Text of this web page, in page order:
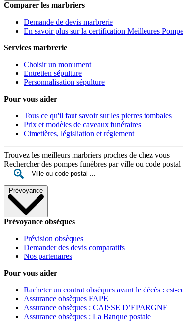
Comparer les marbriers
Demande de devis marbrerie
En savoir plus sur la certification Meilleures
Services marbrerie
Choisir un monument
Entretien sépulture
Personnalisation sépulture
Pour vous aider
Tous ce qu'il faut savoir sur les pierres tombales
Prix et modèles de caveaux funéraires
Cimetières, législiation et réglement
Trouvez les meilleurs marbriers proches de chez vous
Rechercher des pompes funèbres par ville ou code postal
Prévoyance
Prévoyance obsèques
Prévision obsèques
Demander des devis comparatifs
Nos partenaires
Pour vous aider
Racheter un contrat obsèques avant le décès : est-
Assurance obsèques FAPE
Assurance obsèques : CAISSE D’EPARGNE
Assurance obsèques : La Banque postale